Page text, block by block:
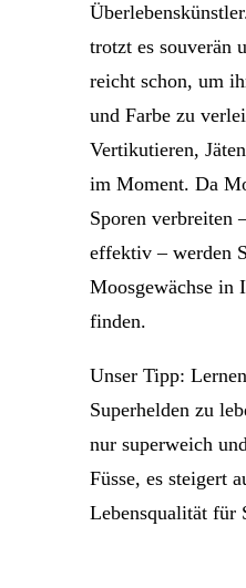
trotzt es souverän
reicht schon, um
und Farbe zu
Vertikutieren,
im Moment. Da
Sporen verbreiten
effektiv – werden
Moosgewächse in
finden.
Unser Tipp:
Superhelden zu
nur superweich
Füsse, es steigert
Lebensqualität für